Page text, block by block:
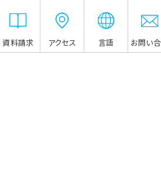
資料請求 アクセス 言語 お問い